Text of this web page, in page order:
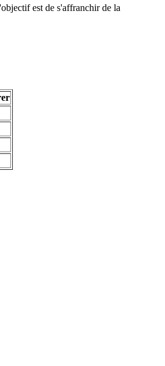
est de s'affranchir de la